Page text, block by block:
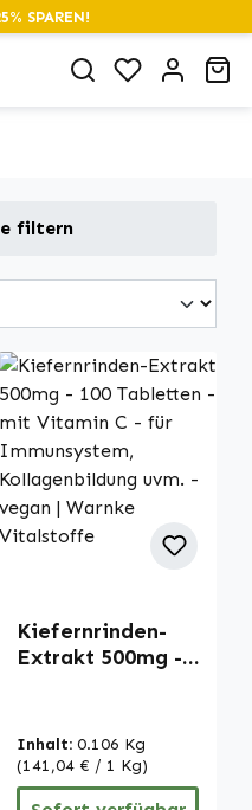
SPAREN!
Du hast 0
filtern
Kiefernrinden-
Extrakt 500mg -
für
Immunsystem,
Kollagenbildung
Inhalt: 0.106 Kg
(141,04 € / 1 Kg)